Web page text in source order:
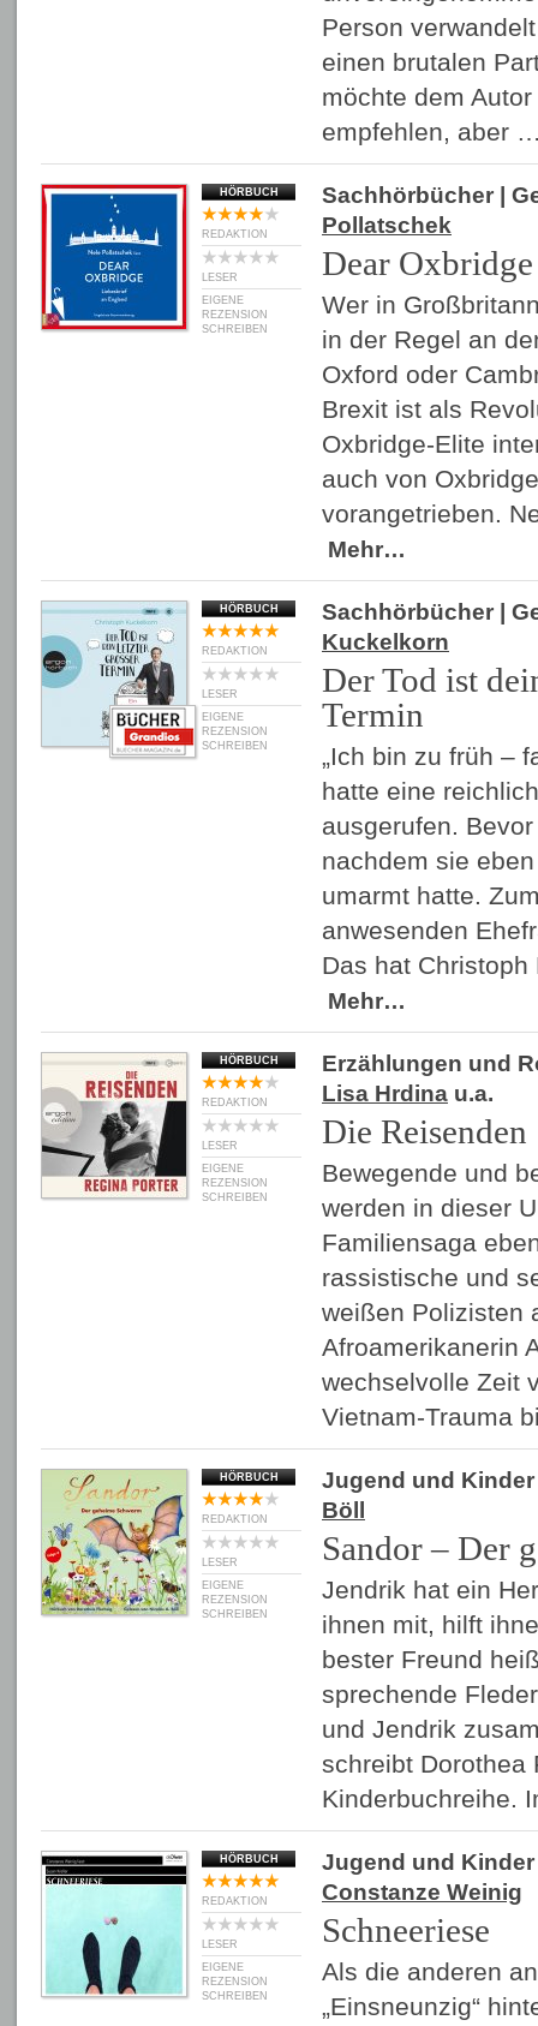
Person
einen brutalen
möchte dem
empfehlen, aber
HÖRBUCH
REDAKTION
LESER
EIGENE
REZENSION
SCHREIBEN
Sachhörbücher |
Pollatschek
Dear Oxbridge
Wer in
in der Regel an
Oxford oder
Brexit ist als
Oxbridge-Elite
auch von
vorangetrieben.
Mehr…
HÖRBUCH
REDAKTION
LESER
EIGENE
REZENSION
SCHREIBEN
Sachhörbücher |
Kuckelkorn
Der Tod ist
Termin
„Ich bin zu früh –
hatte eine
ausgerufen.
nachdem sie
umarmt hatte.
anwesenden
Das hat
Mehr…
HÖRBUCH
REDAKTION
LESER
EIGENE
REZENSION
SCHREIBEN
Erzählungen und
Lisa Hrdina u.a.
Die Reisenden
Bewegende und
werden in dieser
Familiensaga
rassistische und
weißen Polizisten
Afroamerikanerin
wechselvolle Zeit
Vietnam-Trauma
HÖRBUCH
REDAKTION
LESER
EIGENE
REZENSION
SCHREIBEN
Jugend und Kinder
Böll
Sandor – Der
Jendrik hat ein
ihnen mit, hilft
bester Freund
sprechende
und Jendrik
schreibt Dorothea
Kinderbuchreihe.
HÖRBUCH
REDAKTION
LESER
EIGENE
REZENSION
SCHREIBEN
Jugend und Kinder
Constanze Weinig
Schneeriese
Als die anderen
„Einsneunzig“